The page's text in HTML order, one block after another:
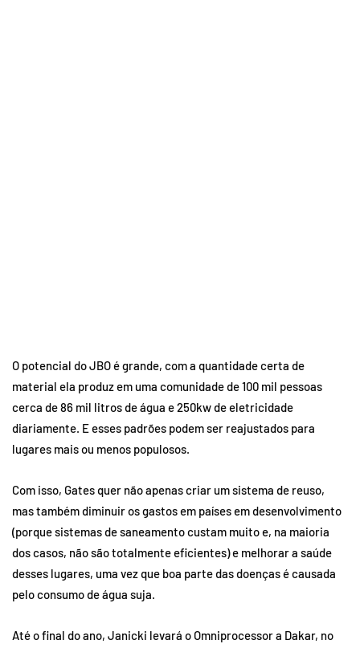
O potencial do JBO é grande, com a quantidade certa de
material ela produz em uma comunidade de 100 mil pessoas
cerca de 86 mil litros de água e 250kw de eletricidade
diariamente. E esses padrões podem ser reajustados para
lugares mais ou menos populosos.
Com isso, Gates quer não apenas criar um sistema de reuso,
mas também diminuir os gastos em países em desenvolvimento
(porque sistemas de saneamento custam muito e, na maioria
dos casos, não são totalmente eficientes) e melhorar a saúde
desses lugares, uma vez que boa parte das doenças é causada
pelo consumo de água suja.
Até o final do ano, Janicki levará o Omniprocessor a Dakar, no